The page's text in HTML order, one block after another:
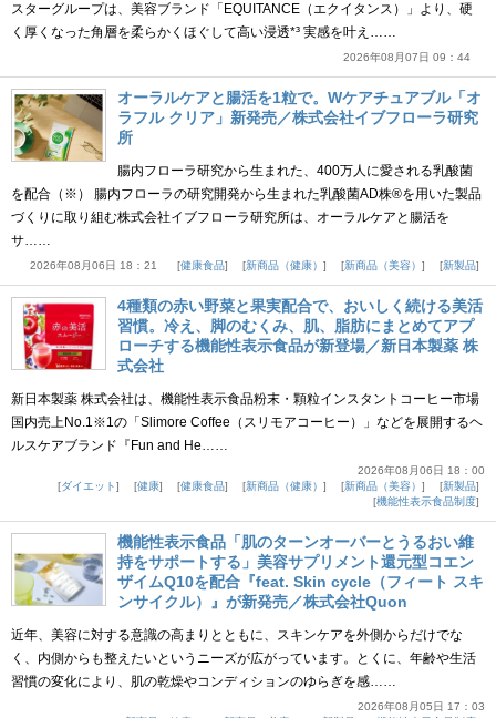
スターグループは、美容ブランド「EQUITANCE（エクイタンス）」より、硬
く厚くなった角層を柔らかくほぐして高い浸透*³ 実感を叶え……
2026年08月07日 09：44
オーラルケアと腸活を1粒で。Wケアチュアブル「オ
ラフル クリア」新発売／株式会社イブフローラ研究
所
腸内フローラ研究から生まれた、400万人に愛される乳酸菌
を配合（※） 腸内フローラの研究開発から生まれた乳酸菌AD株®を用いた製品
づくりに取り組む株式会社イブフローラ研究所は、オーラルケアと腸活を
サ……
2026年08月06日 18：21 健康食品 新商品（健康） 新商品（美容） 新製品
4種類の赤い野菜と果実配合で、おいしく続ける美活
習慣。冷え、脚のむくみ、肌、脂肪にまとめてアプ
ローチする機能性表示食品が新登場／新日本製薬 株
式会社
新日本製薬 株式会社は、機能性表示食品粉末・顆粒インスタントコーヒー市場
国内売上No.1※1の「Slimore Coffee（スリモアコーヒー）」などを展開するヘ
ルスケアブランド『Fun and He……
2026年08月06日 18：00
ダイエット
健康 健康食品 新商品（健康） 新商品（美容）
新製品
機能性表示食品制度
機能性表示食品「肌のターンオーバーとうるおい維
持をサポートする」美容サプリメント還元型コエン
ザイムQ10を配合『feat. Skin cycle（フィート スキ
ンサイクル）』が新発売／株式会社Quon
近年、美容に対する意識の高まりとともに、スキンケアを外側からだけでな
く、内側からも整えたいというニーズが広がっています。とくに、年齢や生活
習慣の変化により、肌の乾燥やコンディションのゆらぎを感……
2026年08月05日 17：03